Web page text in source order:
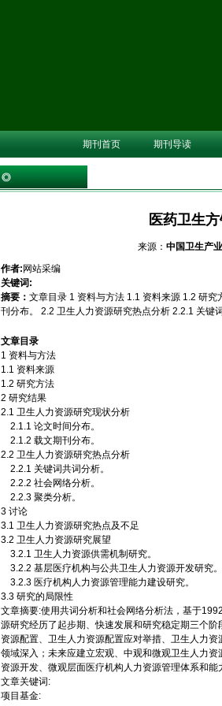
期刊首页 期刊导读
医药卫生
来源： 中国卫生产业
作者: 网站采编
关键词:
摘要： 文章目录 1 资料与方法 1.1 资料来源 1.2 研
刊分布。 2.2 卫生人力资源研究热点分析 2.2.1 关键
文章目录
1 资料与方法
1.1 资料来源
1.2 研究方法
2 研究结果
2.1 卫生人力资源研究现状分析
2.1.1 论文时间分布。
2.1.2 载文期刊分布。
2.2 卫生人力资源研究热点分析
2.2.1 关键词共词分析。
2.2.2 社会网络分析。
2.2.3 聚类分析。
3 讨论
3.1 卫生人力资源研究热点及不足
3.2 卫生人力资源研究展望
3.2.1 卫生人力资源供需机制研究。
3.2.2 基层医疗机构与公共卫生人力资源开发研究。
3.2.3 医疗机构人力资源管理能力建设研究。
3.3 研究的局限性
文章摘要:使用共词分析和社会网络分析法，基于
源研究经历了起步期、快速发展和研究稳定期三个
资源配置、卫生人力资源配置应对举措、卫生人力
领域深入；未来应建立宏观、中观和微观卫生人力
资源开发、微观层面医疗机构人力资源管理体系和
文章关键词:
项目基金: